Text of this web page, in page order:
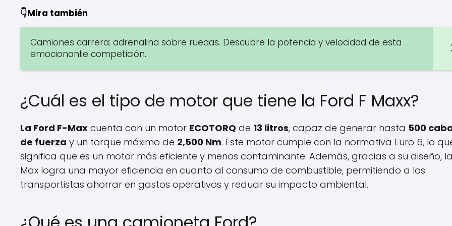
👇Mira también
Camiones carrera: adrenalina sobre ruedas. Descubre la potencia y velocidad de esta
emocionante competición.
¿Cuál es el tipo de motor que tiene la Ford F Maxx?
La Ford F-Max cuenta con un motor ECOTORQ de 13 litros, capaz de generar hasta 500
de fuerza y un torque máximo de 2,500 Nm. Este motor cumple con la normativa Euro 6, lo
significa que es un motor más eficiente y menos contaminante. Además, gracias a su diseño,
Max logra una mayor eficiencia en cuanto al consumo de combustible, permitiendo a los
transportistas ahorrar en gastos operativos y reducir su impacto ambiental.